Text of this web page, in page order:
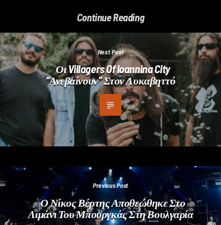
Continue Reading
Next Post
Οι Villagers Of Ioannina City
“ανεβαίνουν” Στον Λυκαβηττό
Previous Post
Ο Νίκος Βέρτης Αποθεώθηκε Στο
Λιμάνι Του Μπουργκάς Στη Βουλγαρία